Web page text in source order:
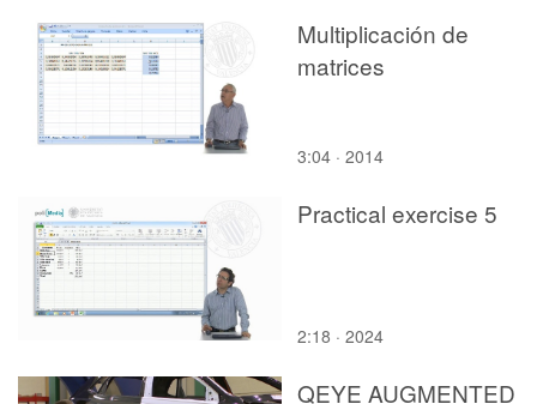
Multiplicación de
matrices
3:04 · 2014
Practical exercise 5
2:18 · 2024
QEYE AUGMENTED